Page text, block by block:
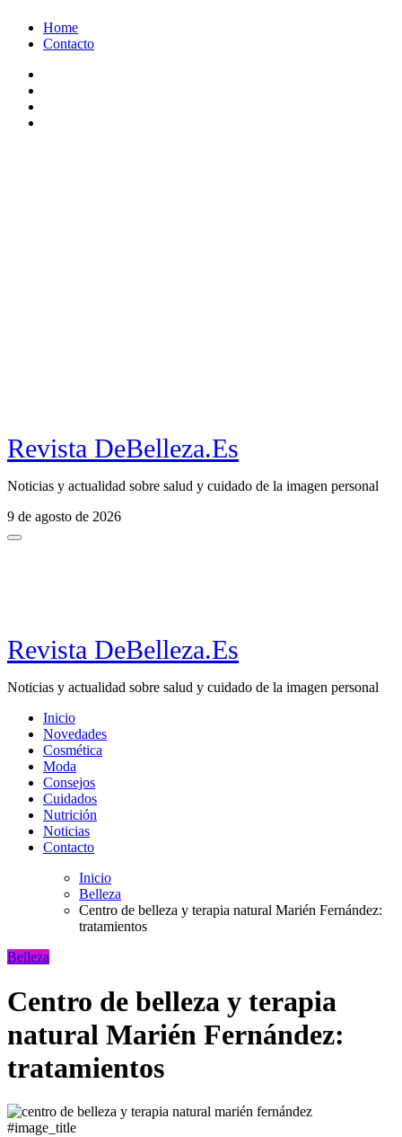
Home
Contacto
Revista DeBelleza.Es
Noticias y actualidad sobre salud y cuidado de la imagen personal
9 de agosto de 2026
Revista DeBelleza.Es
Noticias y actualidad sobre salud y cuidado de la imagen personal
Inicio
Novedades
Cosmética
Moda
Consejos
Cuidados
Nutrición
Noticias
Contacto
Inicio
Belleza
Centro de belleza y terapia natural Marién Fernández:
tratamientos
Belleza
Centro de belleza y terapia
natural Marién Fernández:
tratamientos
#image_title